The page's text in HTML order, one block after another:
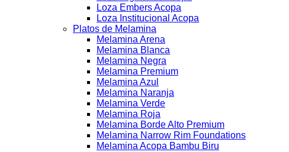
Loza Embers Acopa
Loza Institucional Acopa
Platos de Melamina
Melamina Arena
Melamina Blanca
Melamina Negra
Melamina Premium
Melamina Azul
Melamina Naranja
Melamina Verde
Melamina Roja
Melamina Borde Alto Premium
Melamina Narrow Rim Foundations
Melamina Acopa Bambu Biru